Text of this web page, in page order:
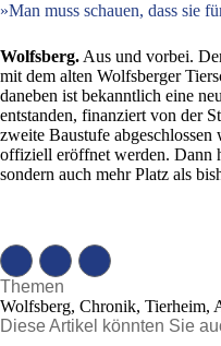
»Man muss schauen, dass sie
Wolfsberg. Aus und vorbei.
mit dem alten Wolfsberger
daneben ist bekanntlich eine
entstanden, finanziert von der
zweite Baustufe
offiziell eröffnet werden. Dann
sondern auch mehr Platz als
Themen
Wolfsberg, Chronik, Tierheim,
Diese Artikel könnten Sie